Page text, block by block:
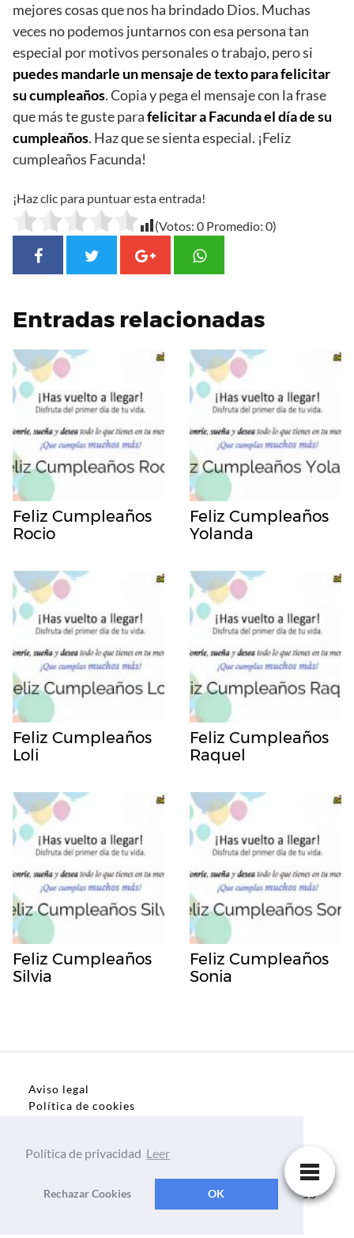
mejores cosas que nos ha brindado Dios. Muchas
veces no podemos juntarnos con esa persona tan
especial por motivos personales o trabajo, pero si
puedes mandarle un mensaje de texto para felicitar
su cumpleaños. Copia y pega el mensaje con la frase
que más te guste parafelicitar a Facunda el día de su
cumpleaños. Haz que se sienta especial. ¡Feliz
cumpleaños Facunda!
¡Haz clic para puntuar esta entrada!
(Votos: 0 Promedio: 0)
Entradas relacionadas
Feliz Cumpleaños
Rocio
Feliz Cumpleaños
Yolanda
Feliz Cumpleaños
Loli
Feliz Cumpleaños
Raquel
Feliz Cumpleaños
Silvia
Feliz Cumpleaños
Sonia
Aviso legal
Política de cookies
Dedicatorias, frases, textos para todo el mundo
Política de privacidad Leer
Rechazar Cookies OK